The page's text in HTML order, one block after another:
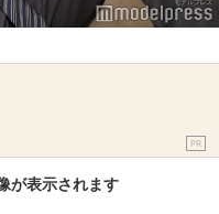
PR
が表示されます